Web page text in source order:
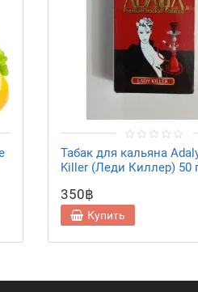
Табак для кальяна
Killer (Леди Киллер) 50
350฿
Купить